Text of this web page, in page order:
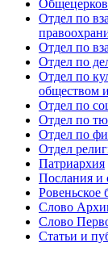
Отдел по
Отдел по
Отдел по
Отдел по
обществом
Отдел по
Отдел по
Отдел по
Отдел
Патриархия
Послания и
Ровеньское
Слово
Слово
Статьи и